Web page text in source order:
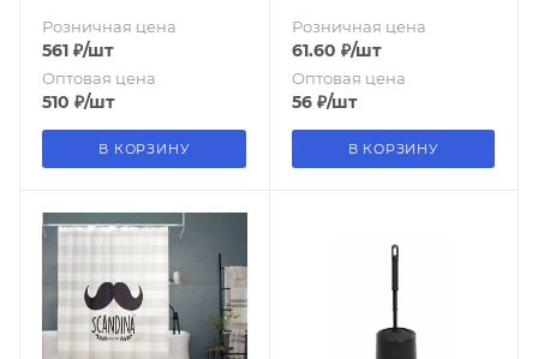
Розничная цена
561 ₽/шт
Оптовая цена
510 ₽/шт
В КОРЗИНУ
Розничная цена
61.60 ₽/шт
Оптовая цена
56₽/шт
В КОРЗИНУ